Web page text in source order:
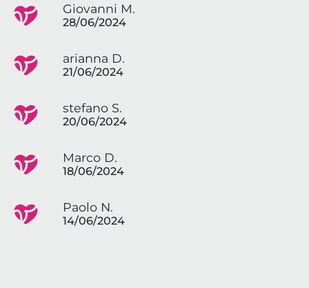
Giovanni M.
28/06/2024
arianna D.
21/06/2024
stefano S.
20/06/2024
Marco D.
18/06/2024
Paolo N.
14/06/2024